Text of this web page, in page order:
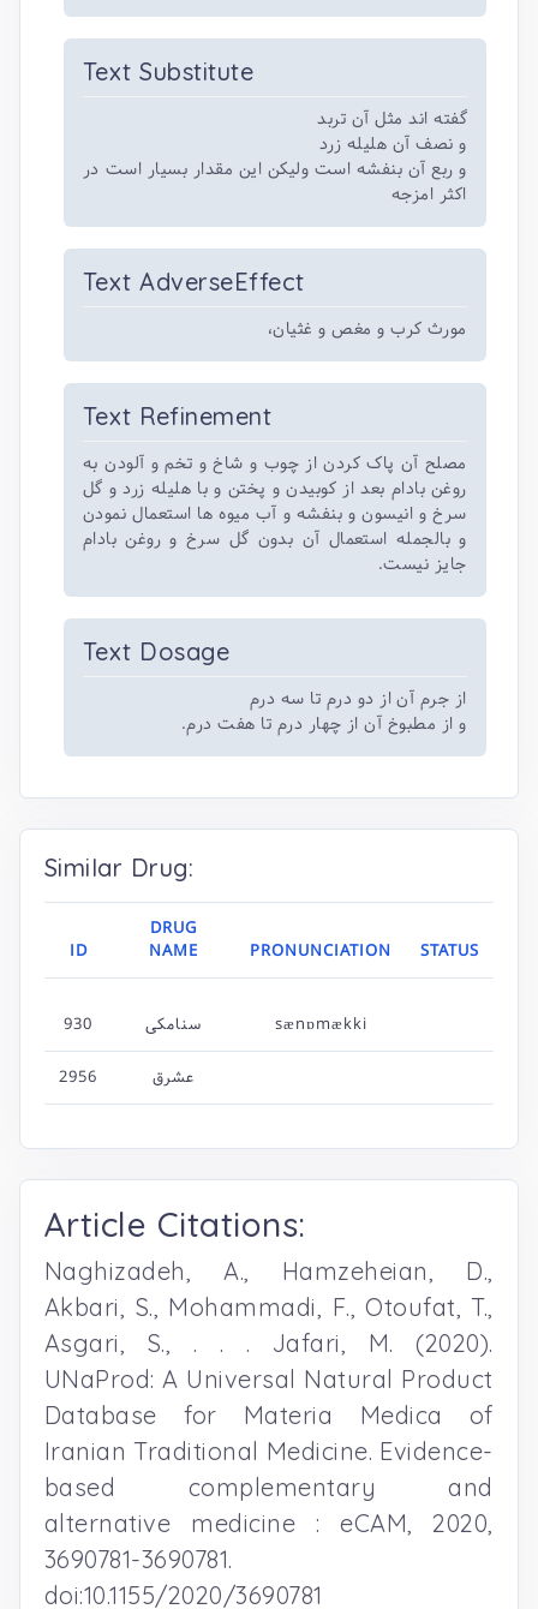
Text Substitute
گفته اند مثل آن تربد
و نصف آن هلیله زرد
و ربع آن بنفشه است ولیکن این مقدار بسیار است در
اکثر امزجه
Text AdverseEffect
مورث کرب و مغص و غثیان،
Text Refinement
مصلح آن پاک کردن از چوب و شاخ و تخم و آلودن به
روغن بادام بعد از کوبیدن و پختن و با هلیله زرد و گل
سرخ و انیسون و بنفشه و آب میوه ها استعمال نمودن
و بالجمله استعمال آن بدون گل سرخ و روغن بادام
جایز نیست.
Text Dosage
از جرم آن از دو درم تا سه درم
و از مطبوخ آن از چهار درم تا هفت درم.
Similar Drug:
ID
DRUG
NAME
PRONUNCIATION STATUS
930 سنامکی sænɒmækki
2956 عشرق
Article Citations:
Naghizadeh, A., Hamzeheian, D.,
Akbari, S., Mohammadi, F., Otoufat, T.,
Asgari, S., . . . Jafari, M. (2020).
UNaProd: A Universal Natural Product
Database for Materia Medica of
Iranian Traditional Medicine. Evidence-
based complementary and
alternative medicine : eCAM, 2020,
3690781-3690781.
doi:10.1155/2020/3690781